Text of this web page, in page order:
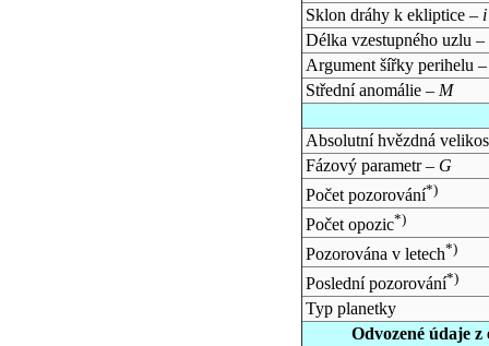
Sklon dráhy k ekliptice – i
Délka vzestupného uzlu –
Argument šířky perihelu
Střední anomálie – M
Absolutní hvězdná
Fázový parametr – G
Počet pozorování*)
Počet opozic*)
Pozorována v letech*)
Poslední pozorování*)
Typ planetky
Odvozené údaje